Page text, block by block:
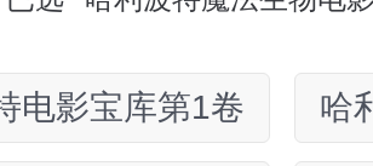
电影宝库第1卷 哈